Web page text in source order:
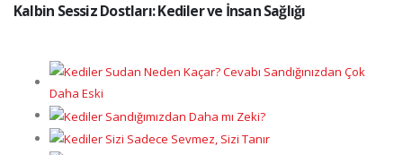
Kalbin Sessiz Dostları: Kediler ve İnsan Sağlığı